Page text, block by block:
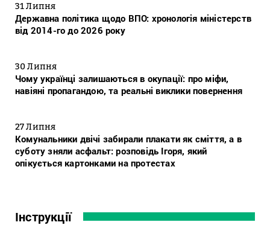
31 Липня
Державна політика щодо ВПО: хронологія міністерств
від 2014-го до 2026 року
30 Липня
Чому українці залишаються в окупації: про міфи,
навіяні пропагандою, та реальні виклики повернення
27 Липня
Комунальники двічі забирали плакати як сміття, а в
суботу зняли асфальт: розповідь Ігоря, який
опікується картонками на протестах
Інструкції